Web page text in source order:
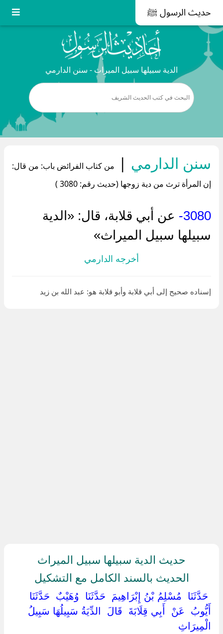
حديث الرسول ﷺ
الدية سبيلها سبيل الميراث - سنن الدارمي
سنن الدارمي |
من كتاب الفرائض باب: من قال:
إن المرأة ترث من دية زوجها (حديث رقم: 3080 )
3080-
عن أبي قلابة، قال: «الدية
سبيلها سبيل الميراث»
أخرجه الدارمي
إسناده صحيح إلى أبي قلابة وأبو قلابة هو: عبد الله بن زيد
حديث الدية سبيلها سبيل الميراث
الحديث بالسند الكامل مع التشكيل
‏ ‏حَدَّثَنَا ‏ ‏مُسْلِمُ بْنُ إِبْرَاهِيمَ ‏ ‏حَدَّثَنَا ‏ ‏وُهَيْبٌ ‏ ‏حَدَّثَنَا ‏
‏أَيُّوبُ ‏ ‏عَنْ ‏ ‏أَبِي قِلَابَةَ ‏ ‏قَالَ ‏ ‏الدِّيَةُ سَبِيلُهَا سَبِيلُ
الْمِيرَاثِ ‏